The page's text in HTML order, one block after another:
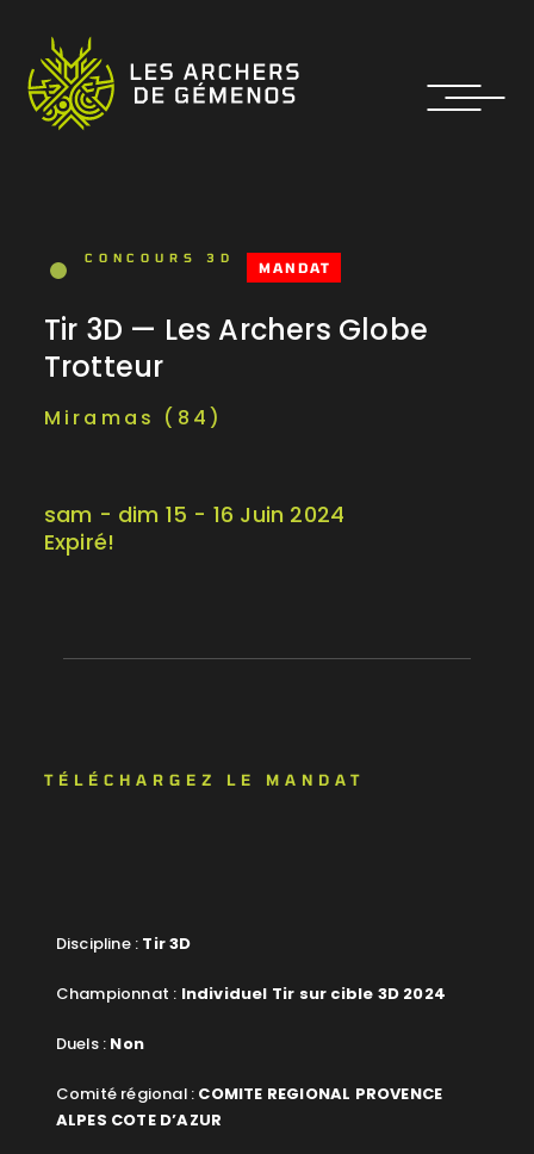
CONCOURS 3D
MANDAT
sam - dim 15 - 16 Juin 2024
Expiré!
Tir 3D — Les Archers Globe
Trotteur
Miramas (84)
TÉLÉCHARGEZ LE MANDAT
Discipline : Tir 3D
Championnat : Individuel Tir sur cible 3D 2024
Duels : Non
Comité régional : COMITE REGIONAL PROVENCE
ALPES COTE D’AZUR